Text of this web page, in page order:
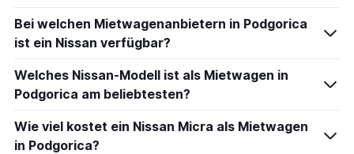
Bei welchen Mietwagenanbietern in Podgorica
ist ein Nissan verfügbar?
Welches Nissan-Modell ist als Mietwagen in
Podgorica am beliebtesten?
Wie viel kostet ein Nissan Micra als Mietwagen
in Podgorica?